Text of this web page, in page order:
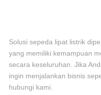
Solusi sepeda lipat listrik
yang memiliki kemampuan
secara keseluruhan. Jika
ingin menjalankan bisnis
hubungi kami.